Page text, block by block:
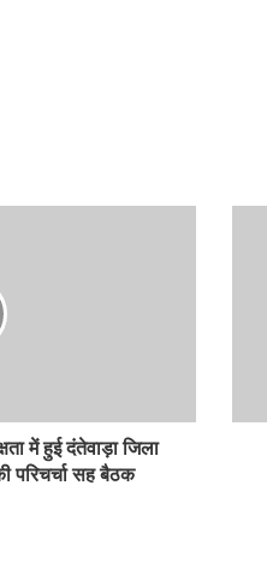
में हुई दंतेवाड़ा जिला
परिचर्चा सह बैठक